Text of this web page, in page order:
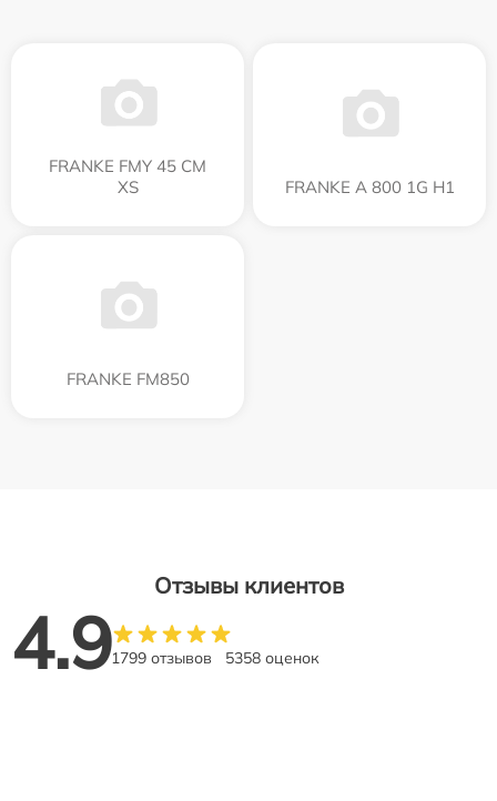
FRANKE FMY 45 CM
XS
FRANKE A 800 1G H1
FRANKE FM850
Отзывы клиентов
4.91799 отзывов 5358 оценок